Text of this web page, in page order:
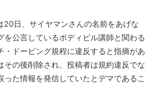
日、サイヤマンさんの名前をあげな
を公言しているボディビル講師と関わる
・ドーピング規程に違反すると指摘があ
その後削除され、投稿者は規約違反でな
った情報を発信していたとデマであるこ